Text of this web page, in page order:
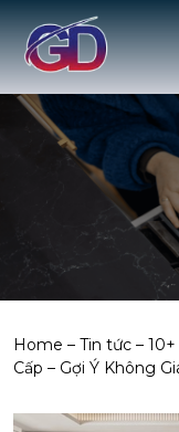
Home – Tin tức –
Cấp – Gợi Ý Không